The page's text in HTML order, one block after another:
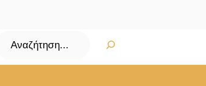
Αναζήτηση